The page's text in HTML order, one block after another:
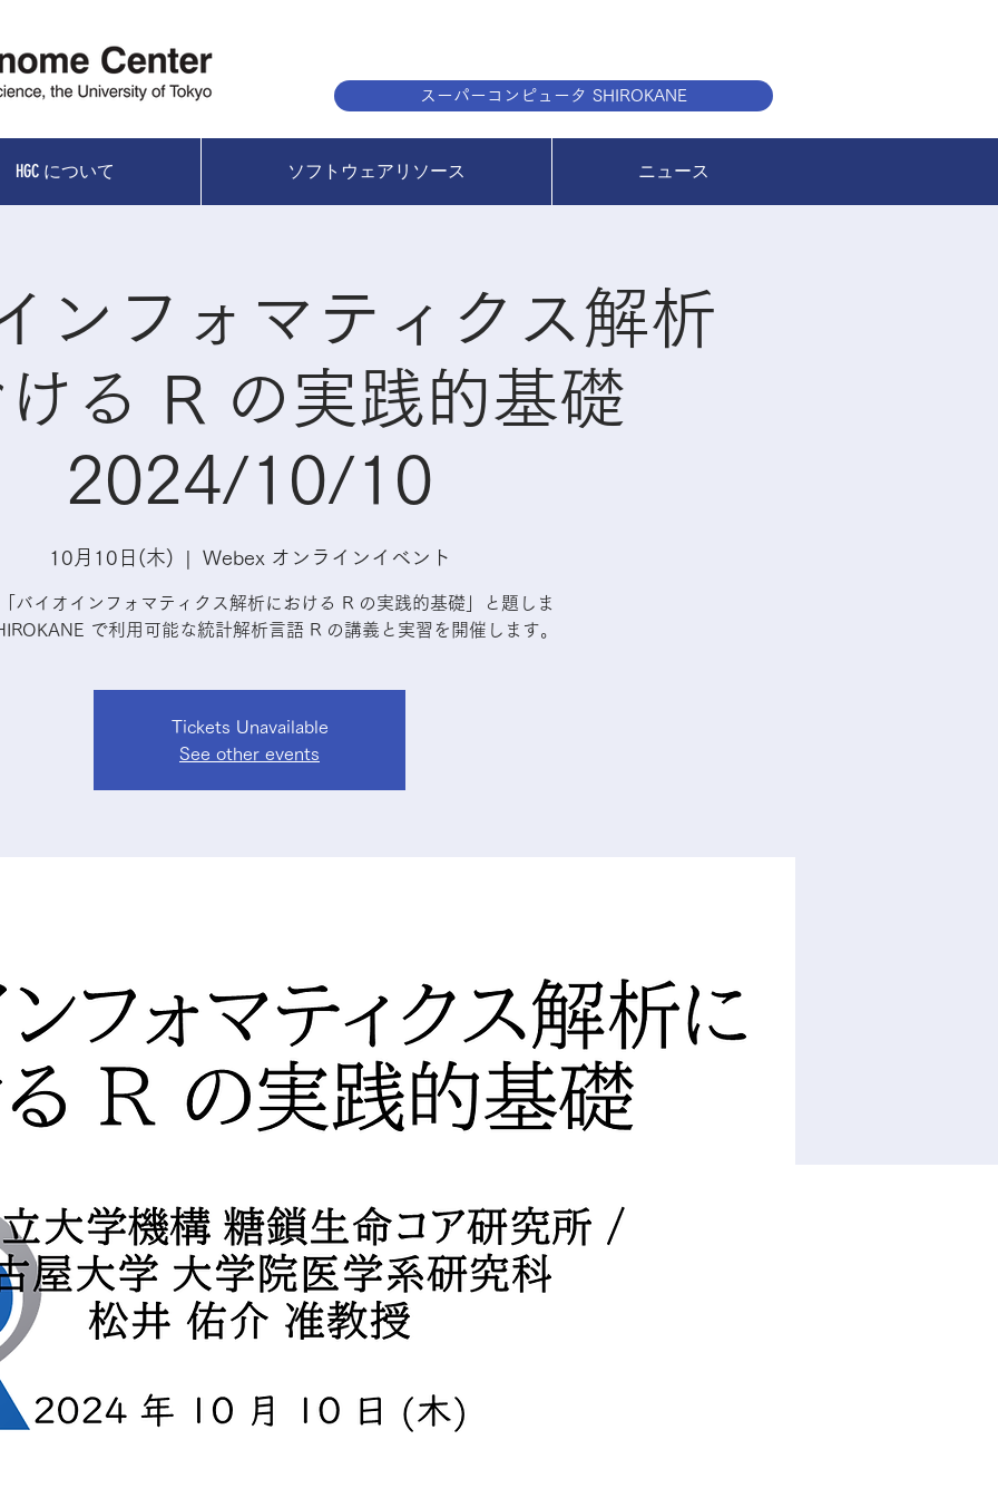
スーパーコンピュータ SHIROKANE
HGC について ソフトウェアリソース ニュース
ンフォマティクス解析
る R の実践的基礎
2024/10/10
10月10日(木)
  |
Webex オンラインイベント
バイオインフォマティクス解析における R の実践的基礎」と題しま
で利用可能な統計解析言語 R の講義と実習を開催します。
Tickets Unavailable
See other events